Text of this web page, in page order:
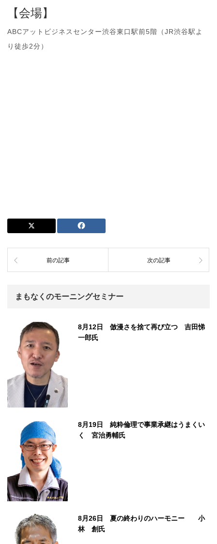
【会場】
ABCアットビジネスセンター渋谷東口駅前5階（JR渋谷駅よ
り徒歩2分）
前の記事 次の記事
まもなくのモーニングセミナー
8月12日 倣漫さを捨て再び立つ 吉田悌
一郎氏
8月19日 純粋倫理で事業承継はうまくい
く 宮治勇輔氏
8月26日 夏の終わりのハーモニー 小
林 創氏